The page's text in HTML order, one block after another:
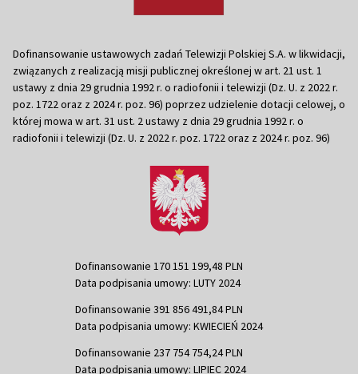
Dofinansowanie ustawowych zadań Telewizji Polskiej S.A. w likwidacji,
związanych z realizacją misji publicznej określonej w art. 21 ust. 1
ustawy z dnia 29 grudnia 1992 r. o radiofonii i telewizji (Dz. U. z 2022 r.
poz. 1722 oraz z 2024 r. poz. 96) poprzez udzielenie dotacji celowej, o
której mowa w art. 31 ust. 2 ustawy z dnia 29 grudnia 1992 r. o
radiofonii i telewizji (Dz. U. z 2022 r. poz. 1722 oraz z 2024 r. poz. 96)
Dofinansowanie 170 151 199,48 PLN
Data podpisania umowy: LUTY 2024
Dofinansowanie 391 856 491,84 PLN
Data podpisania umowy: KWIECIEŃ 2024
Dofinansowanie 237 754 754,24 PLN
Data podpisania umowy: LIPIEC 2024